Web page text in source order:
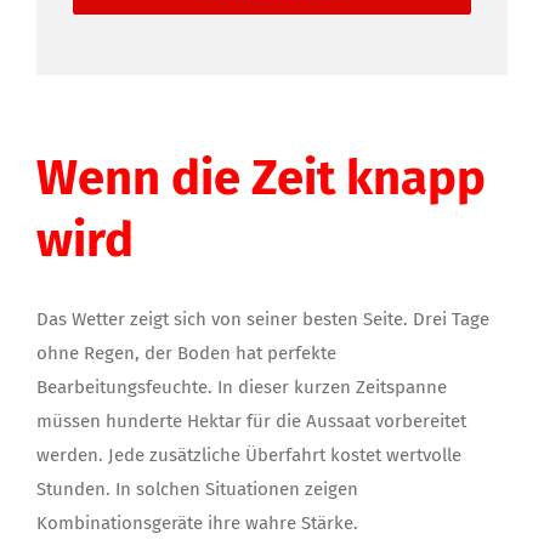
Wenn die Zeit knapp
wird
Das Wetter zeigt sich von seiner besten Seite. Drei Tage
ohne Regen, der Boden hat perfekte
Bearbeitungsfeuchte. In dieser kurzen Zeitspanne
müssen hunderte Hektar für die Aussaat vorbereitet
werden. Jede zusätzliche Überfahrt kostet wertvolle
Stunden. In solchen Situationen zeigen
Kombinationsgeräte ihre wahre Stärke.